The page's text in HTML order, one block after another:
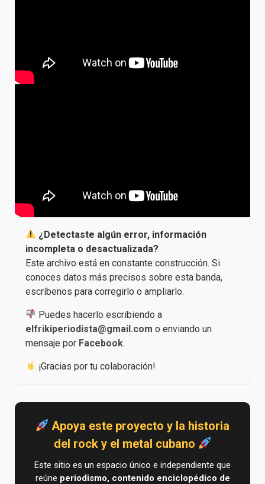
¿Detectaste algún error, información
incompleta o desactualizada?
Este archivo está en constante construcción. Si
conoces datos más precisos sobre esta banda,
escríbenos para corregirlo o ampliarlo.
Puedes hacerlo escribiendo a
elfrikiperiodista@gmail.com o enviando un
mensaje por Facebook.
¡Gracias por tu colaboración!
Apoya este proyecto y la historia
del rock y el metal cubano
Este sitio es un espacio único e independiente que
reúne periodismo, contenido enciclopédico de